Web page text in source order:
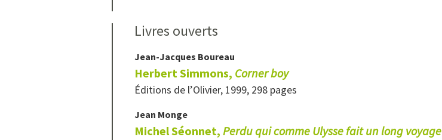
Livres ouverts
Jean-Jacques Boureau
Herbert Simmons, Corner boy
Éditions de l’Olivier, 1999, 298 pages
Jean Monge
Michel Séonnet, Perdu qui comme Ulysse fait un long voyage